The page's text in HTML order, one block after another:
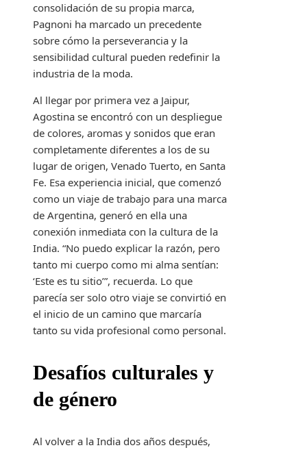
consolidación de su propia marca,
Pagnoni ha marcado un precedente
sobre cómo la perseverancia y la
sensibilidad cultural pueden redefinir la
industria de la moda.
Al llegar por primera vez a Jaipur,
Agostina se encontró con un despliegue
de colores, aromas y sonidos que eran
completamente diferentes a los de su
lugar de origen, Venado Tuerto, en Santa
Fe. Esa experiencia inicial, que comenzó
como un viaje de trabajo para una marca
de Argentina, generó en ella una
conexión inmediata con la cultura de la
India. “No puedo explicar la razón, pero
tanto mi cuerpo como mi alma sentían:
‘Este es tu sitio’”, recuerda. Lo que
parecía ser solo otro viaje se convirtió en
el inicio de un camino que marcaría
tanto su vida profesional como personal.
Desafíos culturales y
de género
Al volver a la India dos años después,